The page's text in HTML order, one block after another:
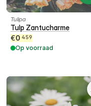
Tulipa
Tulp Zantucharme
€0 459
Op voorraad